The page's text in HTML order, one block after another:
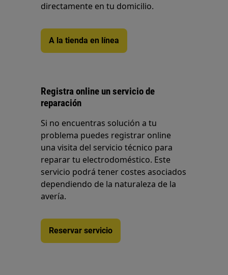
directamente en tu domicilio.
A la tienda en línea
Registra online un servicio de
reparación
Si no encuentras solución a tu
problema puedes registrar online
una visita del servicio técnico para
reparar tu electrodoméstico. Este
servicio podrá tener costes asociados
dependiendo de la naturaleza de la
avería.
Reservar servicio